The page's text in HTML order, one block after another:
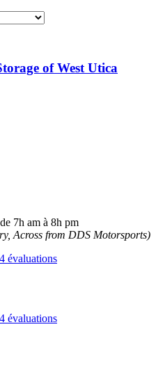
of West Utica
7h am à 8h pm
Across from DDS Motorsports)
évaluations
évaluations